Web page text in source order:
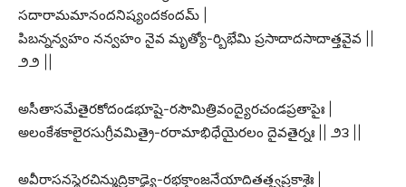
సదారామమానందనిష్యందకందమ్ |
పిబన్నన్వహం నన్వహం నైవ మృత్యో-ర్బిభేమి ప్రసాదాదసాదాత్తవైవ ||
౨౨ ||
అసీతాసమేతైరకోదండభూషై-రసౌమిత్రివంద్యైరచండప్రతాపైః |
అలంకేశకాలైరసుగ్రీవమిత్రై-రరామాభిధేయైరలం దైవతైర్నః || ౨౩ ||
అవీరాసనస్థైరచిన్ముద్రికాఢ్యై-రభక్తాంజనేయాదితత్త్వప్రకాశైః |